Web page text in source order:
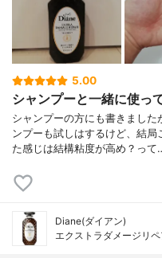
5.00
シャンプーと一緒に使っ
シャンプーの方にも書きまし
ンプーも試しはするけど、結
た感じは結構粘度が高め？って
Diane(ダイアン)
エクストラダメージリ